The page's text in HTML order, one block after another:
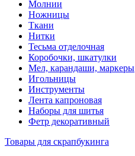
Молнии
Ножницы
Ткани
Нитки
Тесьма отделочная
Коробочки, шкатулки
Мел, карандаши, маркеры
Игольницы
Инструменты
Лента капроновая
Наборы для шитья
Фетр декоративный
Товары для скрапбукинга